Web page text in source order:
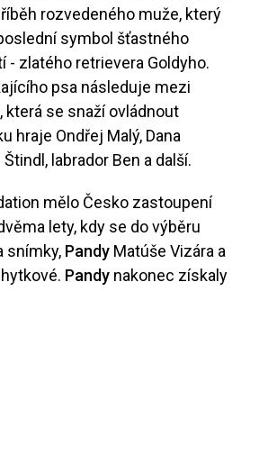
rozvedeného muže, který
symbol šťastného
- zlatého retrievera Goldyho.
psa následuje mezi
která se snaží ovládnout
hraje Ondřej Malý, Dana
labrador Ben a další.
mělo Česko zastoupení
lety, kdy se do výběru
snímky, Pandy Matúše Vizára a
Pandy nakonec získaly